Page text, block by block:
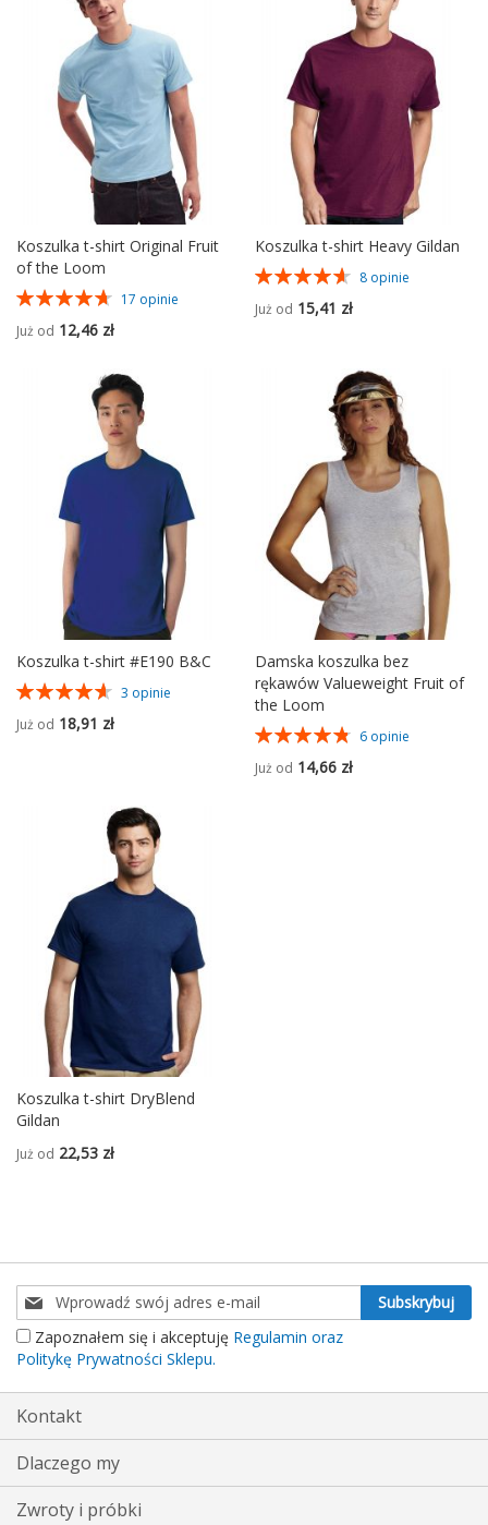
Koszulka t-shirt Original Fruit
of the Loom
Ocena:
17 opinie
Już od 12,46 zł
Koszulka t-shirt Heavy Gildan
Ocena:
8 opinie
Już od 15,41 zł
Koszulka t-shirt #E190 B&C
Ocena:
3 opinie
Już od 18,91 zł
Damska koszulka bez
rękawów Valueweight Fruit of
the Loom
Ocena:
6 opinie
Już od 14,66 zł
Koszulka t-shirt DryBlend
Gildan
Już od 22,53 zł
Subskrybuj
nasz
newsletter:
Subskrybuj
Zapoznałem się i akceptuję Regulamin oraz
Politykę Prywatności Sklepu.
Kontakt
Dlaczego my
Zwroty i próbki